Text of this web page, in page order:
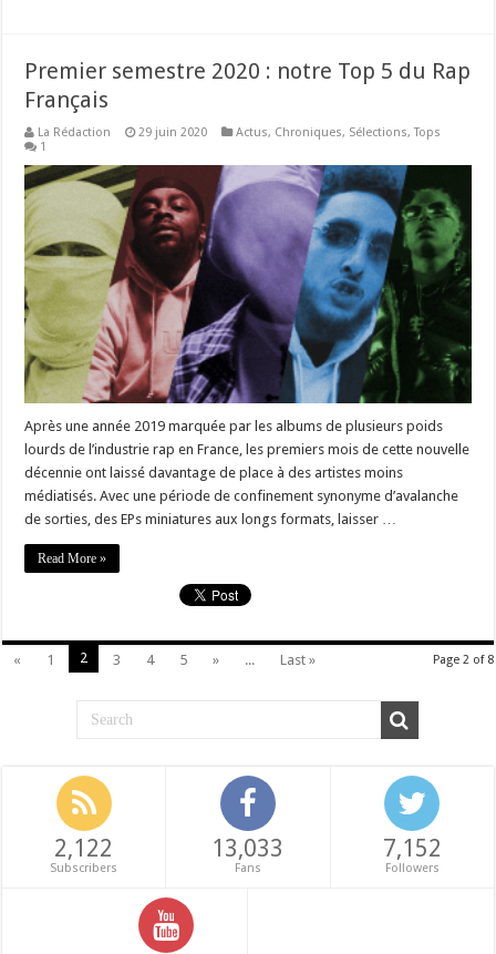
Premier semestre 2020 : notre Top 5 du Rap
Français
La Rédaction 29 juin 2020 Actus, Chroniques, Sélections,Tops
1
Après une année 2019 marquée par les albums de plusieurs poids
lourds de l’industrie rap en France, les premiers mois de cette nouvelle
décennie ont laissé davantage de place à des artistes moins
médiatisés. Avec une période de confinement synonyme d’avalanche
de sorties, des EPs miniatures aux longs formats, laisser …
Read More »
Page 2 of 8
« 1 2 3 4 5 » ... Last »
2,122
Subscribers
13,033
Fans
7,152
Followers